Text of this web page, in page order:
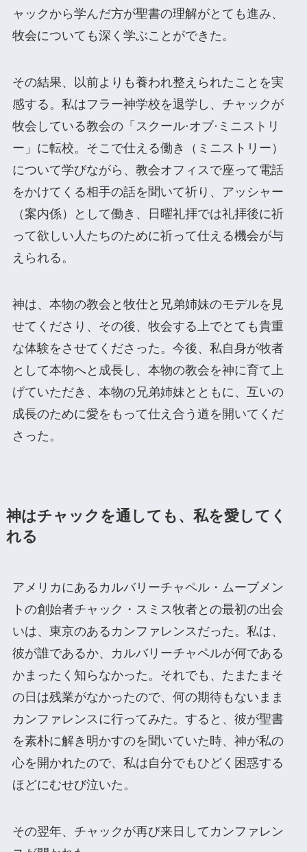
ャックから学んだ方が聖書の理解がとても進み、
牧会についても深く学ぶことができた。
その結果、以前よりも養われ整えられたことを実
感する。私はフラー神学校を退学し、チャックが
牧会している教会の「スクール·オブ·ミニストリ
ー」に転校。そこで仕える働き（ミニストリー）
について学びながら、教会オフィスで座って電話
をかけてくる相手の話を聞いて祈り、アッシャー
（案内係）として働き、日曜礼拝では礼拝後に祈
って欲しい人たちのために祈って仕える機会が与
えられる。
神は、本物の教会と牧仕と兄弟姉妹のモデルを見
せてくださり、その後、牧会する上でとても貴重
な体験をさせてくださった。今後、私自身が牧者
として本物へと成長し、本物の教会を神に育て上
げていただき、本物の兄弟姉妹とともに、互いの
成長のために愛をもって仕え合う道を開いてくだ
さった。
神はチャックを通しても 、私を愛してく
れる
アメリカにあるカルバリーチャペル・ムーブメン
トの創始者チャック・スミス牧者との最初の出会
いは、東京のあるカンファレンスだった。私は、
彼が誰であるか、カルバリーチャペルが何である
かまったく知らなかった。それでも、たまたまそ
の日は残業がなかったので、何の期待もないまま
カンファレンスに行ってみた。すると、彼が聖書
を素朴に解き明かすのを聞いていた時、神が私の
心を開かれたので、私は自分でもひどく困惑する
ほどにむせび泣いた。
その翌年、チャックが再び来日してカンファレン